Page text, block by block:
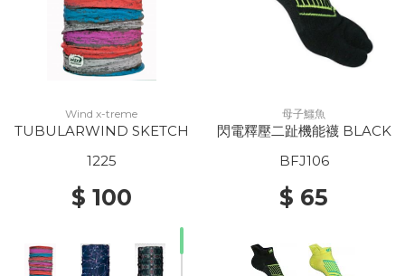
Wind x-treme
TUBULARWIND SKETCH
1225
$ 100
母子鱷魚
閃電釋壓二趾機能襪 BLACK
BFJ106
$ 65